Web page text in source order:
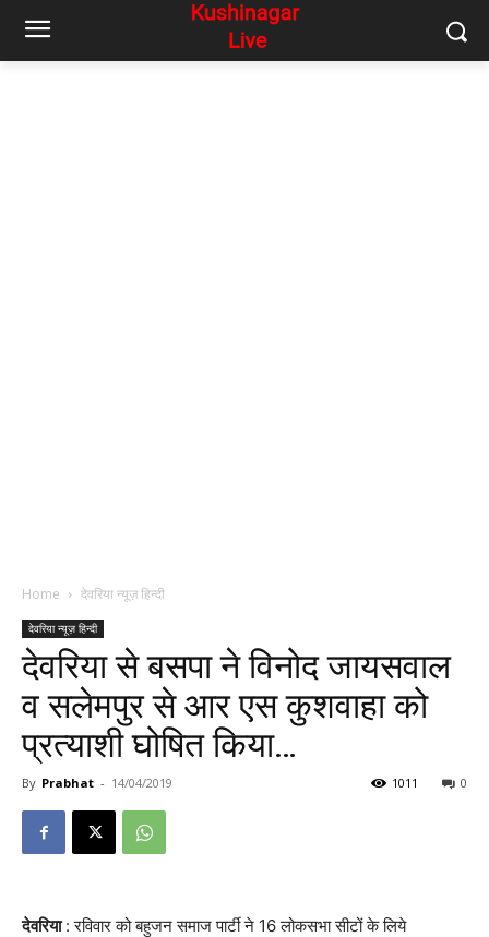
Home देवरिया न्यूज़ हिन्दी
देवरिया न्यूज़ हिन्दी
देवरिया से बसपा ने विनोद जायसवाल
व सलेमपुर से आर एस कुशवाहा को
प्रत्याशी घोषित किया…
By Prabhat - 14/04/2019 0
1011
देवरिया: रविवार को बहुजन समाज पार्टी ने 16 लोकसभा सीटों के लिये